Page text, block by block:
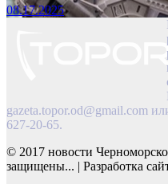
08.17.2025
gazeta.topor.od@gmail.com
627-20-65.
© 2017 новости
защищены... | Разработка